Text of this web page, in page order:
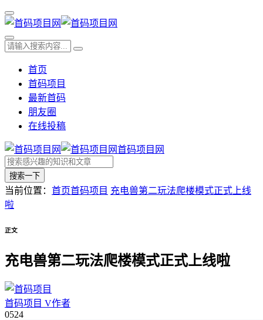
首页
首码项目
最新首码
朋友圈
在线投稿
首码项目网
搜索一下
当前位置： 首页首码项目 充电兽第二玩法爬楼模式正式上线
啦
正文
充电兽第二玩法爬楼模式正式上线啦
首码项目 V作者
0524